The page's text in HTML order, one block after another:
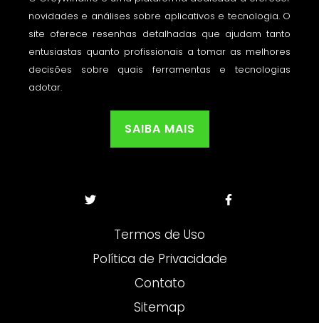
novidades e análises sobre aplicativos e tecnologia. O
site oferece resenhas detalhadas que ajudam tanto
entusiastas quanto profissionais a tomar as melhores
decisões sobre quais ferramentas e tecnologias
adotar.
SAIBA MAIS
Termos de Uso
Política de Privacidade
Contato
Sitemap